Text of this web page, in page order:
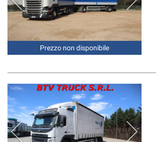
Prezzo non disponibile